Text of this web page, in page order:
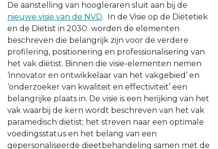
De aanstelling van hoogleraren sluit aan bij de
nieuwe visie van de NVD. In de Visie op de Diëtetiek
en de Diëtist in 2030 worden de elementen
beschreven die belangrijk zijn voor de verdere
profilering, positionering en professionalisering van
het vak diëtist. Binnen die visie-elementen nemen
‘innovator en ontwikkelaar van het vakgebied’ en
‘onderzoeker van kwaliteit en effectiviteit’ een
belangrijke plaats in. De visie is een herijking van het
vak waarbij de kern wordt beschreven van het vak
paramedisch diëtist; het streven naar een optimale
voedingsstatus en het belang van een
gepersonaliseerde dieetbehandeling samen met de